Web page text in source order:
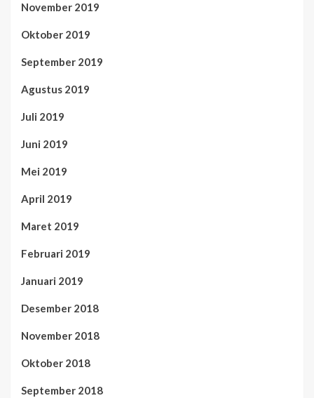
November 2019
Oktober 2019
September 2019
Agustus 2019
Juli 2019
Juni 2019
Mei 2019
April 2019
Maret 2019
Februari 2019
Januari 2019
Desember 2018
November 2018
Oktober 2018
September 2018